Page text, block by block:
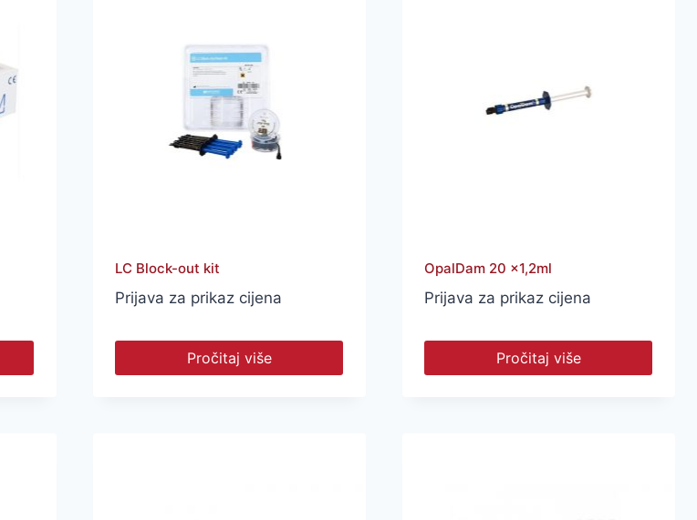
LC Block-out kit
Prijava za prikaz cijena
Pročitaj više
OpalDam 20 x1,2ml
Prijava za prikaz cijena
Pročitaj više